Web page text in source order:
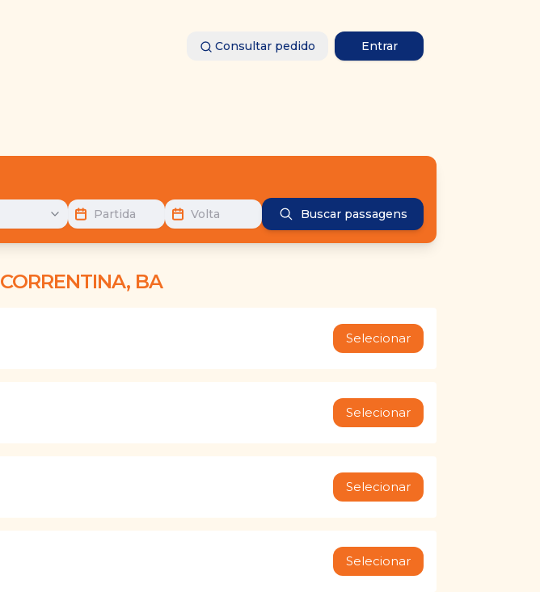
Consultar pedido Entrar
Partida Volta Buscar passagens
CORRENTINA, BA
Selecionar
Selecionar
Selecionar
Selecionar